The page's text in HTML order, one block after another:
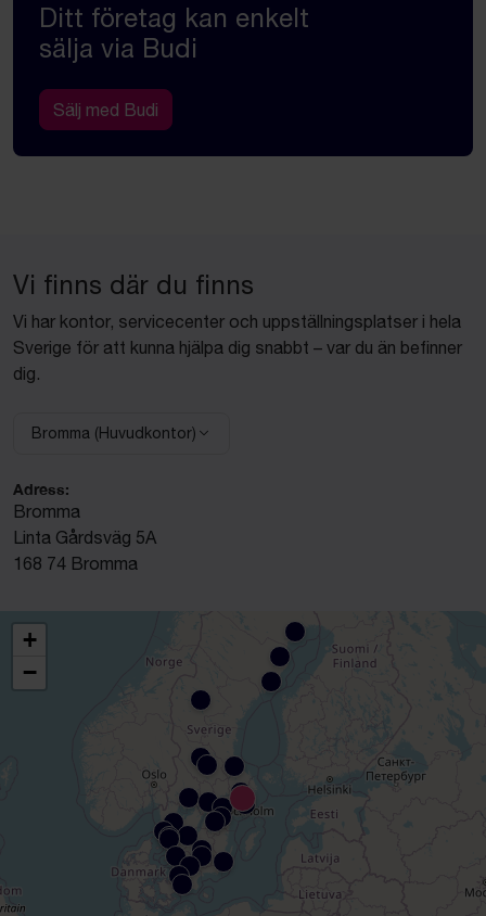
Ditt företag kan enkelt
sälja via Budi
Sälj med Budi
Vi finns där du finns
Vi har kontor, servicecenter och uppställningsplatser i hela
Sverige för att kunna hjälpa dig snabbt – var du än befinner
dig.
Välj anläggning:
Bromma (Huvudkontor)
Adress:
Bromma
Linta Gårdsväg 5A
168 74 Bromma
+
−